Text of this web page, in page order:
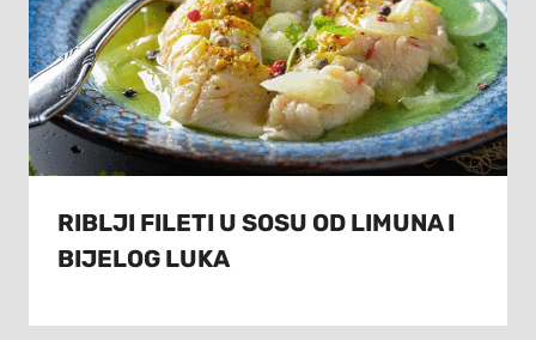
RIBLJI FILETI U SOSU OD LIMUNA I
BIJELOG LUKA